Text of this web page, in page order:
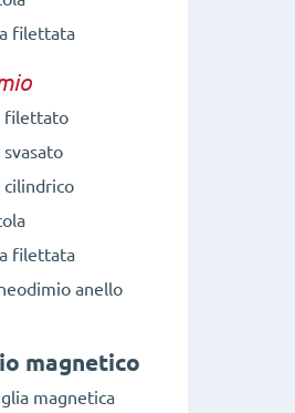
filettata
filettato
filettata
anello
magnetico
magnetica